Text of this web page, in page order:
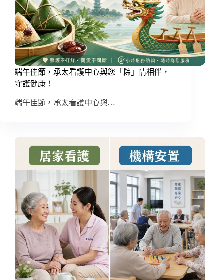
端午佳節，承太看護中心與您「粽」情相伴，
守護健康！
端午佳節，承太看護中心與…